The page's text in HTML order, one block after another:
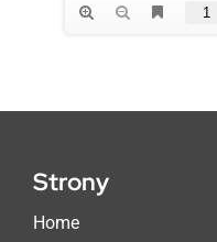
Strony
Home